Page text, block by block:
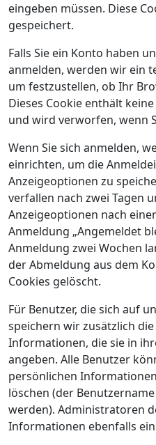
eingeben müssen. Diese
gespeichert.
Falls Sie ein Konto haben
anmelden, werden wir ein
um festzustellen, ob Ihr
Dieses Cookie enthält
und wird verworfen, wenn
Wenn Sie sich anmelden,
einrichten, um die
Anzeigeoptionen zu
verfallen nach zwei Tagen
Anzeigeoptionen nach
Anmeldung „Angemeldet
Anmeldung zwei Wochen
der Abmeldung aus dem
Cookies gelöscht.
Für Benutzer, die sich auf
speichern wir zusätzlich
Informationen, die sie in
angeben. Alle Benutzer
persönlichen
löschen (der
werden). Administratoren
Informationen ebenfalls